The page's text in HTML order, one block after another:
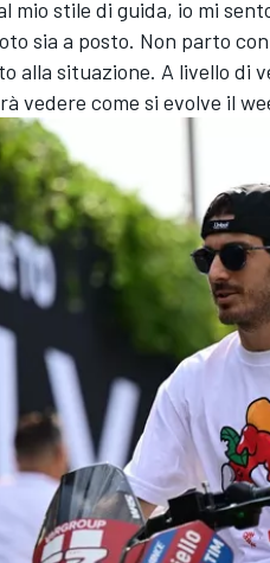
mio stile di guida, io mi
sia a posto. Non parto
alla situazione. A livello di
vedere come si evolve il